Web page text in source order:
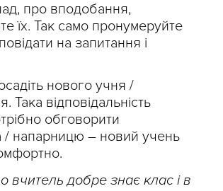
про вподобання,
їх. Так само пронумеруйте
на запитання і
нового учня /
відповідальність
обговорити
/ напарницю – новий учень
добре знає клас і в